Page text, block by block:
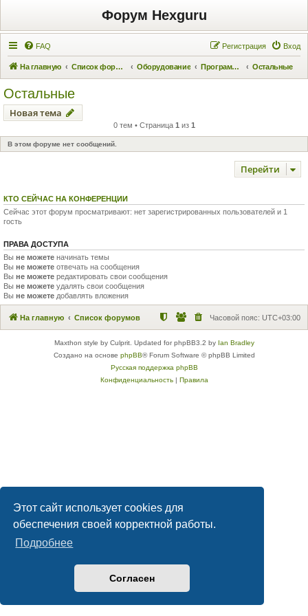
Этот сайт использует cookies для
обеспечения своей корректной работы.
Подробнее
Согласен
Форум Hexguru
FAQ Вход
Регистрация
На главную Список форумов Оборудование Программаторы Остальные
Остальные
Новая тема
0 тем • Страница 1 из 1
В этом форуме нет сообщений.
Перейти
КТО СЕЙЧАС НА КОНФЕРЕНЦИИ
Сейчас этот форум просматривают: нет зарегистрированных пользователей и 1
гость
ПРАВА ДОСТУПА
Вы не можете начинать темы
Вы не можете отвечать на сообщения
Вы не можете редактировать свои сообщения
Вы не можете удалять свои сообщения
Вы не можете добавлять вложения
На главную Список форумов Часовой пояс: UTC+03:00
Maxthon style by Culprit. Updated for phpBB3.2 by Ian Bradley
Создано на основе phpBB® Forum Software © phpBB Limited
Русская поддержка phpBB
Конфиденциальность| Правила